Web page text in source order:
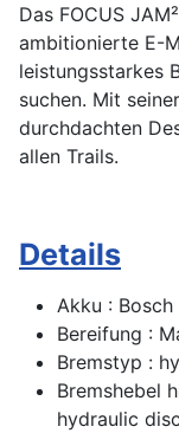
Das FOCUS
ambitionierte E-
leistungsstarkes
suchen. Mit
durchdachten
allen Trails.
Details
Akku :
Bereifung :
Bremstyp :
Bremshebel
hydraulic